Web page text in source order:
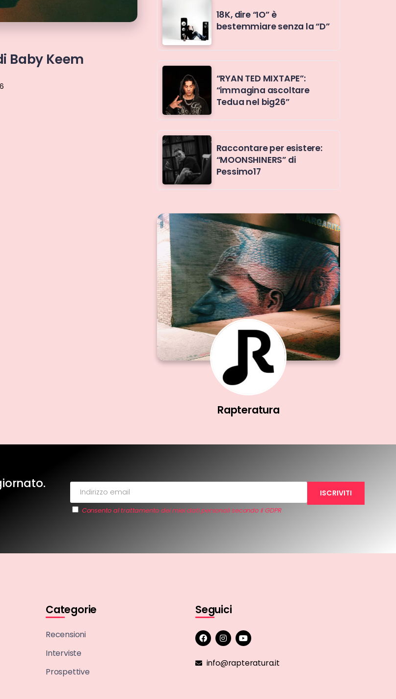
Baby Keem
18K, dire “IO” è
bestemmiare senza la “D”
“RYAN TED MIXTAPE”:
“immagina ascoltare
Tedua nel big26”
Raccontare per esistere:
“MOONSHINERS” di
Pessimo17
Rapteratura
Consento al trattamento dei miei dati personali secondo il GDPR
Categorie
Recensioni
Interviste
Prospettive
Seguici
info@rapteratura.it